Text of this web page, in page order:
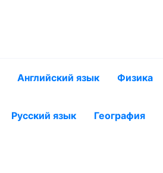
Английский язык Физика
Русский язык География